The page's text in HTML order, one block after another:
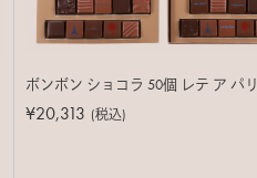
ボンボン ショコラ 50個 レテ ア パリ
¥20,313 (税込)